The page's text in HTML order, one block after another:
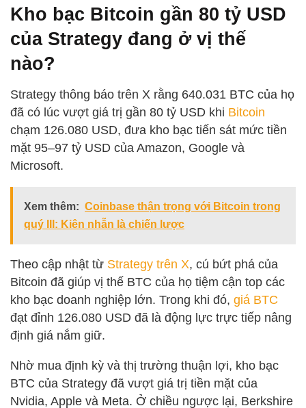
Kho bạc Bitcoin gần 80 tỷ USD
của Strategy đang ở vị thế
nào?
Strategy thông báo trên X rằng 640.031 BTC của họ
đã có lúc vượt giá trị gần 80 tỷ USD khi Bitcoin
chạm 126.080 USD, đưa kho bạc tiến sát mức tiền
mặt 95–97 tỷ USD của Amazon, Google và
Microsoft.
Xem thêm: Coinbase thận trọng với Bitcoin trong
quý III: Kiên nhẫn là chiến lược
Theo cập nhật từ Strategy trên X, cú bứt phá của
Bitcoin đã giúp vị thế BTC của họ tiệm cận top các
kho bạc doanh nghiệp lớn. Trong khi đó, giá BTC
đạt đỉnh 126.080 USD đã là động lực trực tiếp nâng
định giá nắm giữ.
Nhờ mua định kỳ và thị trường thuận lợi, kho bạc
BTC của Strategy đã vượt giá trị tiền mặt của
Nvidia, Apple và Meta. Ở chiều ngược lại, Berkshire